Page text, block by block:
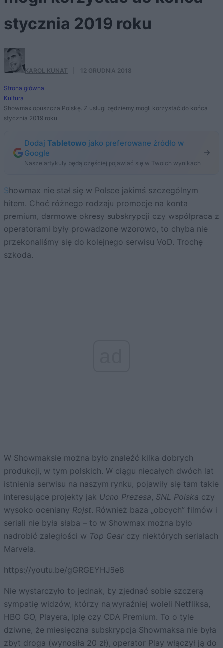
stycznia 2019 roku
KAROL KUNAT 12 GRUDNIA 2018
Strona główna
Kultura
Showmax opuszcza Polskę. Z usługi będziemy mogli korzystać do końca
stycznia 2019 roku
Dodaj Tabletowo jako preferowane źródło w
Google
Nasze artykuły będą częściej pojawiać się w Twoich wynikach
Showmax nie stał się w Polsce jakimś szczególnym
hitem. Choć różnego rodzaju promocje na konta
premium, darmowe okresy subskrypcji czy współpraca z
operatorami były prowadzone wzorowo, to chyba nie
przekonaliśmy się do kolejnego serwisu VoD. Trochę
szkoda.
W Showmaksie można było znaleźć kilka dobrych
produkcji, w tym polskich. W ciągu niecałych dwóch lat
istnienia serwisu na naszym rynku, pojawiły się tam takie
interesujące projekty jak Ucho Prezesa, SNL Polska czy
wysoko oceniany Rojst. Również baza „obcych” filmów i
seriali nie była słaba – to w Showmax można było
nadrobić zaległości w Top Gear czy niektórych serialach
Marvela.
https://youtu.be/gGRGEYHJ6e8
Nie wystarczyło to jednak, by zjednać sobie szczerą
sympatię widzów, którzy najwyraźniej woleli Netfliksa,
HBO GO, Playera, Iplę czy CDA Premium. To o tyle
dziwne, że miesięczna subskrypcja Showmaksa nie była
zbyt droga (wynosiła 20 zł), operator Play włączył ją do